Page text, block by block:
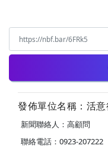
發佈單位名稱：活
新聞聯絡人：高顧問
聯絡電話：0923-207222